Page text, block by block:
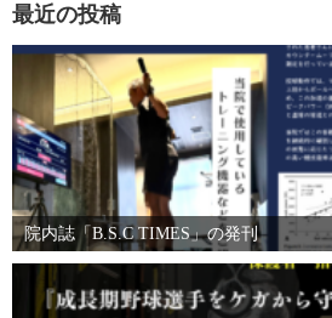
最近の投稿
院内誌「B.S.C TIMES」の発刊